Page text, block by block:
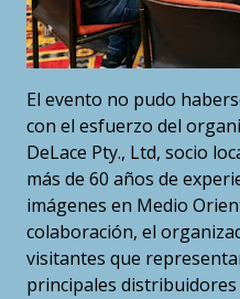
El evento no pudo
con el esfuerzo del
DeLace Pty., Ltd, socio
más de 60 años de
imágenes en Medio
colaboración, el
visitantes que
principales